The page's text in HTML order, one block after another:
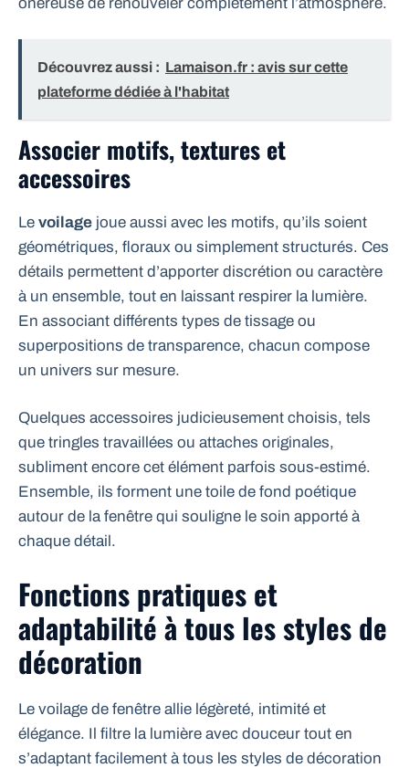
Découvrez aussi : Lamaison.fr : avis sur cette
plateforme dédiée à l'habitat
Associer motifs, textures et
accessoires
Le voilage joue aussi avec les motifs, qu’ils soient
géométriques, floraux ou simplement structurés. Ces
détails permettent d’apporter discrétion ou caractère
à un ensemble, tout en laissant respirer la lumière.
En associant différents types de tissage ou
superpositions de transparence, chacun compose
un univers sur mesure.
Quelques accessoires judicieusement choisis, tels
que tringles travaillées ou attaches originales,
subliment encore cet élément parfois sous-estimé.
Ensemble, ils forment une toile de fond poétique
autour de la fenêtre qui souligne le soin apporté à
chaque détail.
Fonctions pratiques et
adaptabilité à tous les styles de
décoration
Le voilage de fenêtre allie légèreté, intimité et
élégance. Il filtre la lumière avec douceur tout en
s’adaptant facilement à tous les styles de décoration